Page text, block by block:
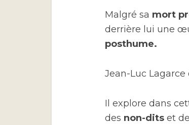
Malgré sa mort
derrière lui une
posthume.
Jean-Luc Lagarce
Il explore dans
des non-dits et